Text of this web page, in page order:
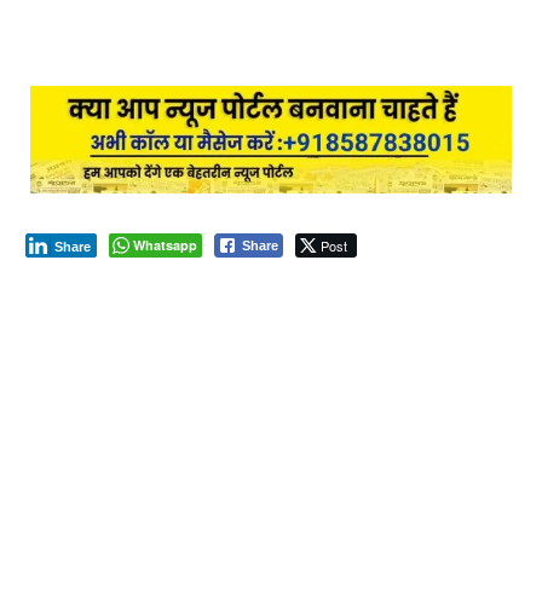
Whatsapp Share Post
Share